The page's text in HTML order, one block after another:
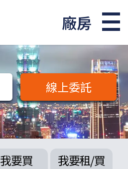
廠房
線上委託
我要買 我要租/買